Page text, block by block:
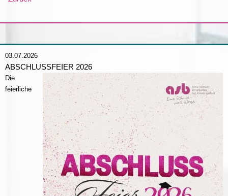
03.07.2026
ABSCHLUSSFEIER 2026
Die
feierliche